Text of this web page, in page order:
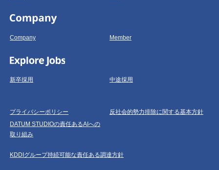
Company Member
新卒採用 中途採用
プライバシーポリシー
反社会的勢力排除に関する基本方針
DATUM STUDIOの責任あるAIへの
取り組み
KDDIグループ持続可能な責任ある調達方針